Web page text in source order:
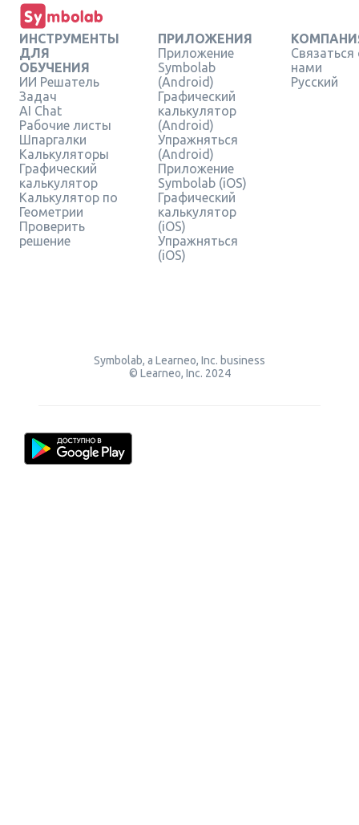
ИНСТРУМЕНТЫ
ДЛЯ
ОБУЧЕНИЯ
ИИ Решатель
Задач
AI Chat
Рабочие листы
Шпаргалки
Калькуляторы
Графический
калькулятор
Калькулятор по
Геометрии
Проверить
решение
ПРИЛОЖЕНИЯ
Приложение
Symbolab
(Android)
Графический
калькулятор
(Android)
Упражняться
(Android)
Приложение
Symbolab (iOS)
Графический
калькулятор
(iOS)
Упражняться
(iOS)
Связаться
нами
Русский
Symbolab, a Learneo, Inc. business
© Learneo, Inc. 2024